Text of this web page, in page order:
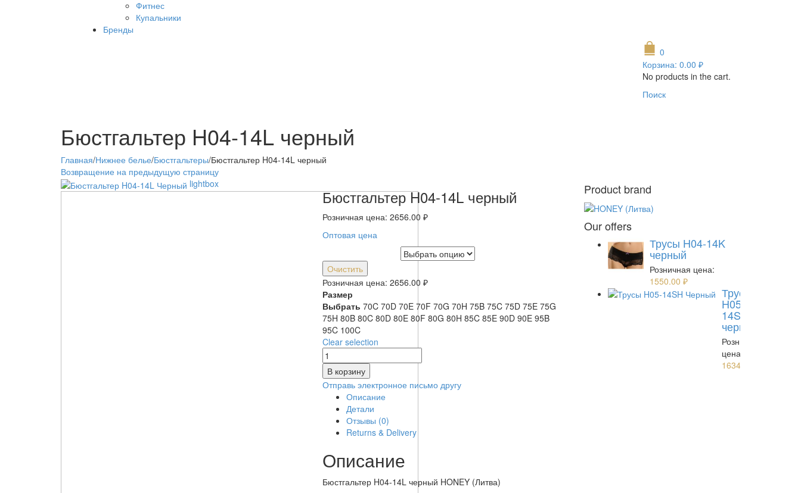
Фитнес
Купальники
Бренды
0
Корзина: 0.00 ₽
No products in the cart.
Поиск
Бюстгальтер H04-14L черный
Главная/Нижнее белье/Бюстгальтеры/Бюстгальтер H04-14L черный
Возвращение на предыдущую страницу
lightbox
Бюстгальтер H04-14L черный
Розничная цена: 2656.00 ₽
Оптовая цена
Очистить
Розничная цена: 2656.00 ₽
Размер
Выбрать 70C 70D 70E 70F 70G 70H 75B 75C 75D 75E 75G
75H 80B 80C 80D 80E 80F 80G 80H 85C 85E 90D 90E 95B
95C 100C
Clear selection
Количество
товара
Бюстгальтер
H04-
14L
черный
В корзину
Отправь электронное письмо другу
Описание
Детали
Отзывы (0)
Returns & Delivery
Описание
Бюстгальтер H04-14L черный HONEY (Литва)
Product brand
Our offers
Трусы H04-14K
черный
Розничная цена:
1550.00 ₽
Трусы
H05-
14SH
черный
Розничная
цена:
1634.00